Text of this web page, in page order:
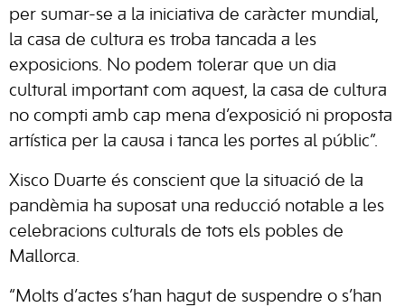
per sumar-se a la iniciativa de caràcter mundial,
la casa de cultura es troba tancada a les
exposicions. No podem tolerar que un dia
cultural important com aquest, la casa de cultura
no compti amb cap mena d’exposició ni proposta
artística per la causa i tanca les portes al públic”.
Xisco Duarte és conscient que la situació de la
pandèmia ha suposat una reducció notable a les
celebracions culturals de tots els pobles de
Mallorca.
“Molts d’actes s’han hagut de suspendre o s’han